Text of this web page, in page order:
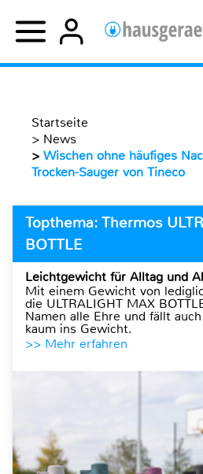
Startseite
> News
> Wischen ohne häufiges
Trocken-Sauger von Tineco
Topthema: Thermos
BOTTLE
Leichtgewicht für Alltag und
Mit einem Gewicht von
die ULTRALIGHT MAX
Namen alle Ehre und fällt
kaum ins Gewicht.
>> Mehr erfahren